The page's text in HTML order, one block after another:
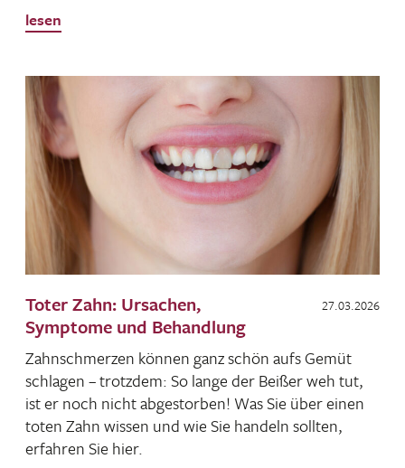
lesen
27.03.2026
Toter Zahn: Ursachen,
Symptome und Behandlung
Zahn­schmerzen können ganz schön aufs Gemüt
schlagen – trotzdem: So lange der Beißer weh tut,
ist er noch nicht abge­storben! Was Sie über einen
toten Zahn wissen und wie Sie handeln sollten,
erfahren Sie hier.